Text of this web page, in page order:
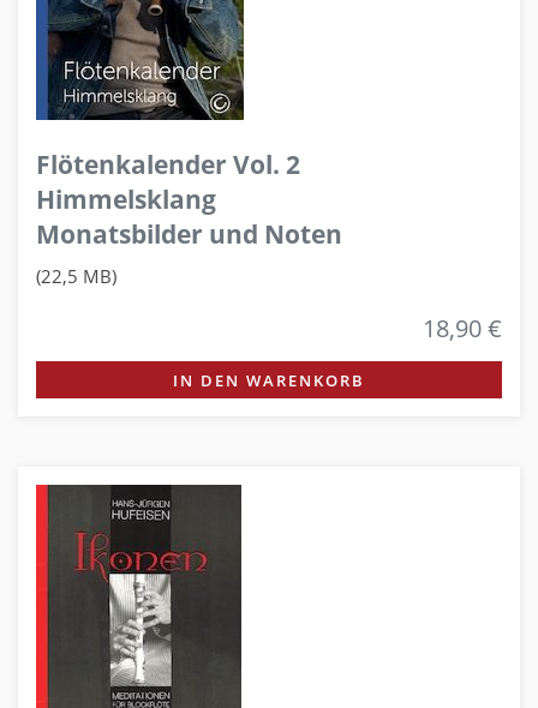
Flötenkalender Vol. 2
Himmelsklang
Monatsbilder und Noten
(22,5 MB)
18,90 €
IN DEN WARENKORB